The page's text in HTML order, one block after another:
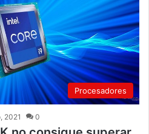
Procesadores
2021 0